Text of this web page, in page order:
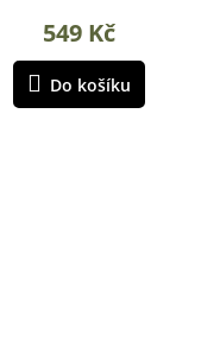
549 Kč
Do košíku